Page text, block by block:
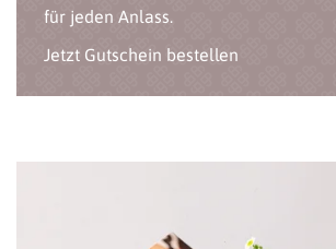
für jeden Anlass.
Jetzt Gutschein bestellen